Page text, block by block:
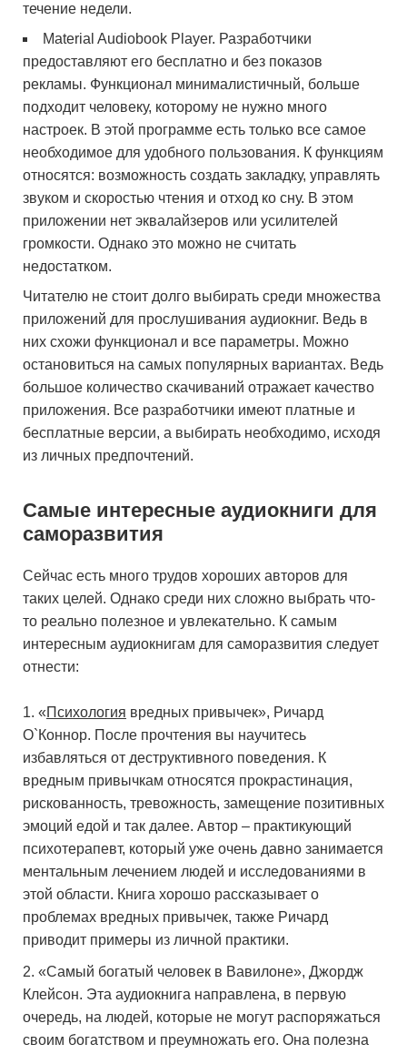
течение недели.
Material Audiobook Player. Разработчики
предоставляют его бесплатно и без показов
рекламы. Функционал минималистичный, больше
подходит человеку, которому не нужно много
настроек. В этой программе есть только все самое
необходимое для удобного пользования. К функциям
относятся: возможность создать закладку, управлять
звуком и скоростью чтения и отход ко сну. В этом
приложении нет эквалайзеров или усилителей
громкости. Однако это можно не считать
недостатком.
Читателю не стоит долго выбирать среди множества
приложений для прослушивания аудиокниг. Ведь в
них схожи функционал и все параметры. Можно
остановиться на самых популярных вариантах. Ведь
большое количество скачиваний отражает качество
приложения. Все разработчики имеют платные и
бесплатные версии, а выбирать необходимо, исходя
из личных предпочтений.
Самые интересные аудиокниги для
саморазвития
Сейчас есть много трудов хороших авторов для
таких целей. Однако среди них сложно выбрать что-
то реально полезное и увлекательно. К самым
интересным аудиокнигам для саморазвития следует
отнести:
«Психология вредных привычек», Ричард
О`Коннор. После прочтения вы научитесь
избавляться от деструктивного поведения. К
вредным привычкам относятся прокрастинация,
рискованность, тревожность, замещение позитивных
эмоций едой и так далее. Автор – практикующий
психотерапевт, который уже очень давно занимается
ментальным лечением людей и исследованиями в
этой области. Книга хорошо рассказывает о
проблемах вредных привычек, также Ричард
приводит примеры из личной практики.
«Самый богатый человек в Вавилоне», Джордж
Клейсон. Эта аудиокнига направлена, в первую
очередь, на людей, которые не могут распоряжаться
своим богатством и преумножать его. Она полезна